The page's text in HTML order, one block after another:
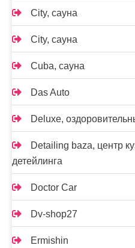
City, сауна
City, сауна
Cuba, сауна
Das Auto
Deluxe,
Detailing baza, центр
детейлинга
Doctor Car
Dv-shop27
Ermishin